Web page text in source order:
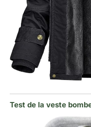
Test de la veste